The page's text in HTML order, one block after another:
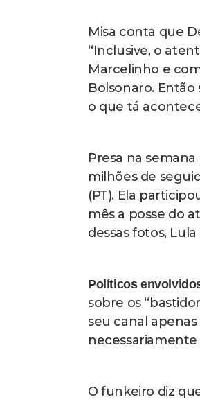
Misa conta que
“Inclusive, o
Marcelinho e
Bolsonaro.
o que tá
Presa na
milhões de
(PT). Ela
mês a posse do
dessas fotos,
Políticos
sobre os
seu canal
necessariamente
O funkeiro diz